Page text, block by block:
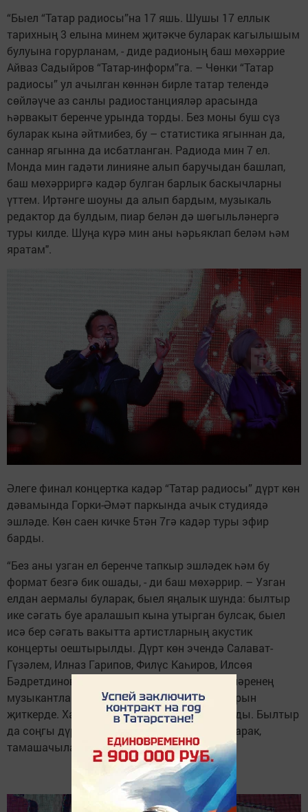
“Быел “Татар радиосы”на 17 яшь. Шушы 17 еллык
тарихның 3 елына минем җитәкче буларак кагылышым
булуына горурланам, - диде радионың баш мөхәррие
Айваз Садыйров “Татар-информ”га. – Чөнки “Татар
радиосы” ул ачылган көннән бирле татар телендә
сөйләүче аз санлы радиостанцияләр арасында
һәрвакыт беренче урында торды. Без моны буш сүз
буларак кына әйтмибез, бу – статистика ягыннан да,
саннар ягынна да исбатланган. Радиода мин 7 ел.
Монда мин гадәти линияне алып баручыдан башлап,
баш мөхәрриргә кадәр булган барлык баскычларны
үттем. Иртәнге шоуны да алып бардым, музыкаль
редактор да булдым, пиар белән дә шөгыльләнергә
туры килде. Шуңа күрә мин аны һәрьяклап беләм һәм
яратам".
Әлеге финал концертка кадәр “Татар радиосы” дүрт көн
дәвамында Горки-Әмәт паркында ачык студиядә
эшләде. Көн саен кичке 5тән 7гә кадәр туры эфир
барды.
“Без аны узган ел беренче тапкыр эшләдек һәм бу
формат безгә бик ошады, - ди баш мөхәррир. – Узган
елдан аермалы буларак, быел яңалык шунда: былтыр
ике сәгать буе аралашып кына утырган булсак, быел
исә бер сәгать вакытта артистларның акустик
концерты оештырылды. Дүрт көн эчендә Салават-
Гүзәлем, Илназ Гарипов, Филүс Каһиров, Илсөя
Бәдретдинова килде. Алар ачык һавада, үзләренең
музыкантлары белән, тере тавышка җырларын
җиткерде. Халык аны тыңлады, килде, карады. Былтыр
да соңгы дүртенче көндә без зур финал буларак,
тамашачыларга концерт бүләк иттек".